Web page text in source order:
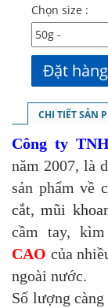
Chọn size :
CHI TIẾT SẢN
Công ty
năm 2007, là
sản phẩm về
cắt, mũi
cầm tay,
CAO của
ngoài nước.
Số lượng càng